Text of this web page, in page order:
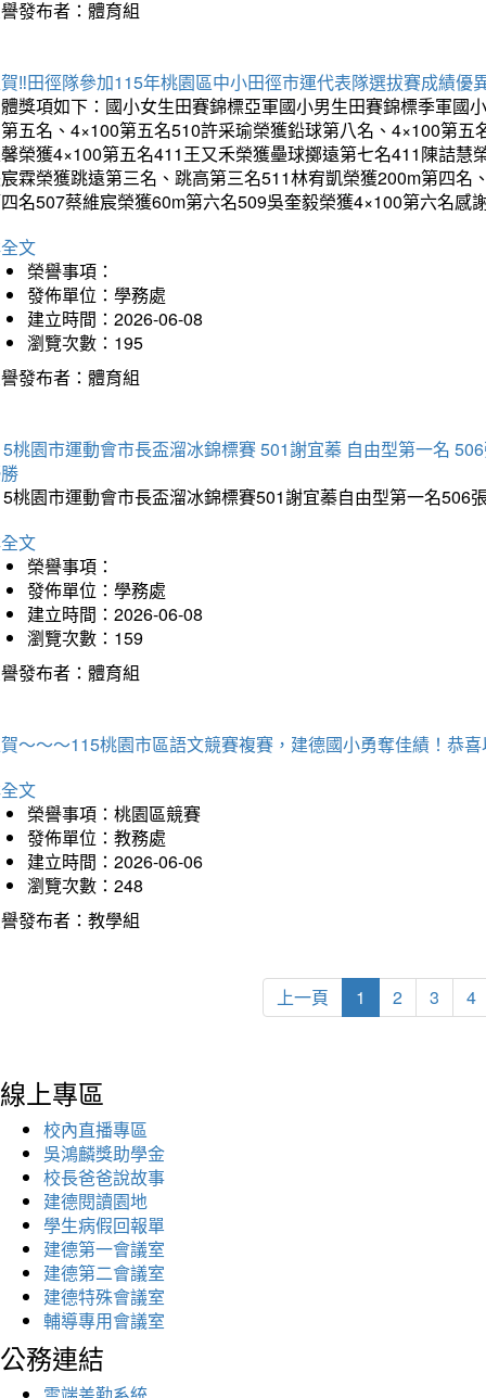
發布者：體育組
‼️田徑隊參加115年桃園區中小田徑市運代表隊選拔賽成績優
獎項如下：國小女生田賽錦標亞軍國小男生田賽錦標季軍國
五名、4×100第五名510許采瑜榮獲鉛球第八名、4×100第
榮獲4×100第五名411王又禾榮獲壘球擲遠第七名411陳詰
霖榮獲跳遠第三名、跳高第三名511林宥凱榮獲200m第四
名507蔡維宸榮獲60m第六名509吳奎毅榮獲4×100第六名
文
榮譽事項：
發佈單位：學務處
建立時間：2026-06-08
瀏覽次數：195
發布者：體育組
桃園市運動會市長盃溜冰錦標賽 501謝宜蓁 自由型第一名
桃園市運動會市長盃溜冰錦標賽501謝宜蓁自由型第一名
文
榮譽事項：
發佈單位：學務處
建立時間：2026-06-08
瀏覽次數：159
發布者：體育組
～～～115桃園市區語文競賽複賽，建德國小勇奪佳績！恭
文
榮譽事項：桃園區競賽
發佈單位：教務處
建立時間：2026-06-06
瀏覽次數：248
發布者：教學組
上一頁 1 2 3 4
線上專區
校內直播專區
吳鴻麟獎助學金
校長爸爸說故事
建德閱讀園地
學生病假回報單
建德第一會議室
建德第二會議室
建德特殊會議室
輔導專用會議室
公務連結